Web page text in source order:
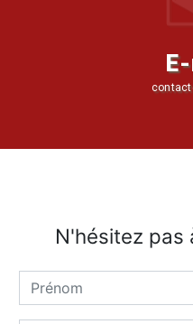
N'hésitez pas